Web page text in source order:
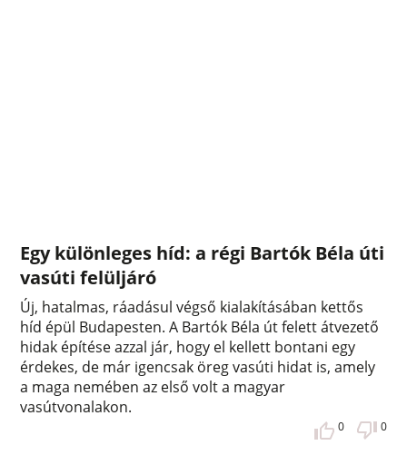
Egy különleges híd: a régi Bartók Béla úti
vasúti felüljáró
Új, hatalmas, ráadásul végső kialakításában kettős
híd épül Budapesten. A Bartók Béla út felett átvezető
hidak építése azzal jár, hogy el kellett bontani egy
érdekes, de már igencsak öreg vasúti hidat is, amely
a maga nemében az első volt a magyar
vasútvonalakon.
0 0